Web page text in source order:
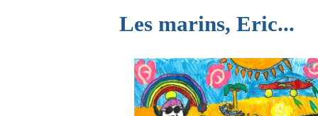
Les marins, Eric...